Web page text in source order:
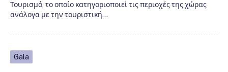
Τουρισμό, το οποίο κατηγοριοποιεί τις περιοχές της χώρας
ανάλογα με την τουριστική…
Gala